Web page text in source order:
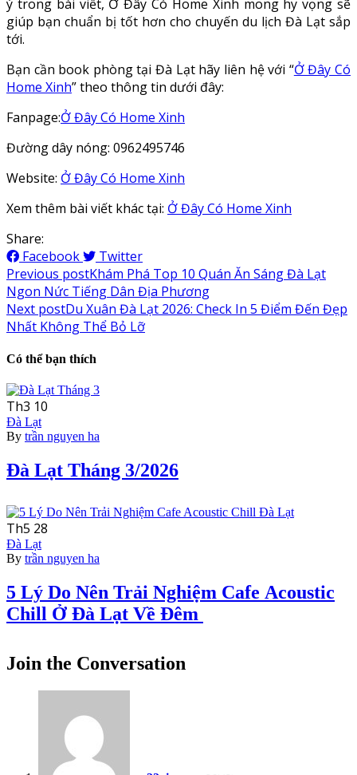
ý trong bài viết, Ở Đây Có Home Xinh mong hy vọng sẽ
giúp bạn chuẩn bị tốt hơn cho chuyến du lịch Đà Lạt sắp
tới.
Bạn cần book phòng tại Đà Lạt hãy liên hệ với “Ở Đây Có
Home Xinh” theo thông tin dưới đây:
Fanpage:Ở Đây Có Home Xinh
Đường dây nóng: 0962495746
Website: Ở Đây Có Home Xinh
Xem thêm bài viết khác tại: Ở Đây Có Home Xinh
Share:
Facebook
Twitter
Điều
hướng
bài
viết
Previous postKhám Phá Top 10 Quán Ăn Sáng Đà Lạt
Ngon Nức Tiếng Dân Địa Phương
Next postDu Xuân Đà Lạt 2026: Check In 5 Điểm Đến Đẹp
Nhất Không Thể Bỏ Lỡ
Có thể bạn thích
Th3 10
Đà Lạt
By trần nguyen ha
Đà Lạt Tháng 3/2026
Th5 28
Đà Lạt
By trần nguyen ha
5 Lý Do Nên Trải Nghiệm Cafe Acoustic
Chill Ở Đà Lạt Về Đêm
Join the Conversation